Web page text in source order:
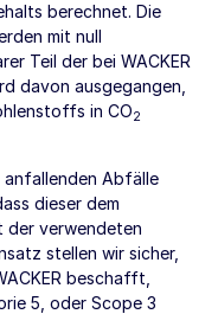
berechnet. Die
mit null
Teil der bei WACKER
davon ausgegangen,
in CO2
Abfälle
dieser dem
verwendeten
stellen wir sicher,
beschafft,
5, oder Scope 3